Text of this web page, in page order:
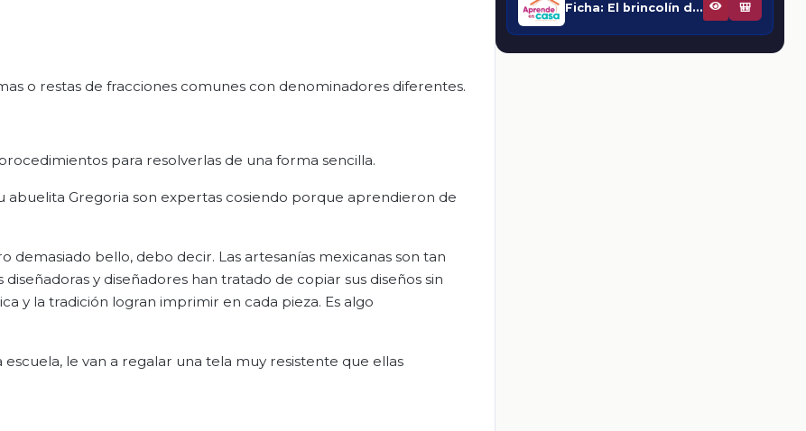
o restas de fracciones comunes con denominadores diferentes.
para resolverlas de una forma sencilla.
abuelita Gregoria son expertas cosiendo porque aprendieron de
demasiado bello, debo decir. Las artesanías mexicanas son tan
y diseñadores han tratado de copiar sus diseños sin
y la tradición logran imprimir en cada pieza. Es algo
le van a regalar una tela muy resistente que ellas
Ficha: El brincolín de tela 🎒